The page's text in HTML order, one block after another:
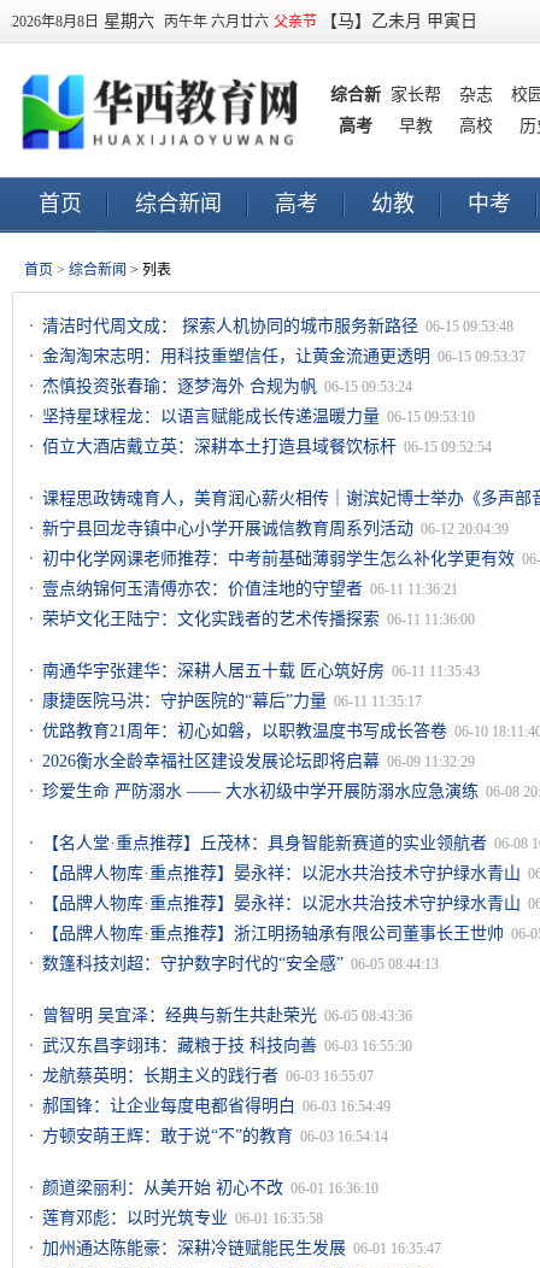
2026年8月8日 星期六 丙午年 六月廿六 父亲节 【马】乙未月 甲寅日
综合新
闻
家长帮 杂志
校
高考 早教 高校 历
首页 综合新闻 高考 幼教 中考
早教 订阅
首页 > 综合新闻 > 列表
清洁时代周文成： 探索人机协同的城市服务新路径 06-15 09:53:48
金淘淘宋志明：用科技重塑信任，让黄金流通更透明 06-15 09:53:37
杰慎投资张春瑜：逐梦海外 合规为帆 06-15 09:53:24
坚持星球程龙：以语言赋能成长传递温暖力量 06-15 09:53:10
佰立大酒店戴立英：深耕本土打造县域餐饮标杆 06-15 09:52:54
课程思政铸魂育人，美育润心薪火相传｜谢滨妃博士举办《多声部
展示会 06-13 17:02:55
新宁县回龙寺镇中心小学开展诚信教育周系列活动 06-12 20:04:39
初中化学网课老师推荐：中考前基础薄弱学生怎么补化学更有效
壹点纳锦何玉清傅亦农：价值洼地的守望者 06-11 11:36:21
荣垆文化王陆宁：文化实践者的艺术传播探索 06-11 11:36:00
南通华宇张建华：深耕人居五十载 匠心筑好房 06-11 11:35:43
康捷医院马洪：守护医院的“幕后”力量 06-11 11:35:17
优路教育21周年：初心如磐，以职教温度书写成长答卷 06-10
2026衡水全龄幸福社区建设发展论坛即将启幕 06-09 11:32:29
珍爱生命 严防溺水 —— 大水初级中学开展防溺水应急演练 06-08
【名人堂·重点推荐】丘茂林：具身智能新赛道的实业领航者 06-08
【品牌人物库·重点推荐】晏永祥：以泥水共治技术守护绿水青山
【品牌人物库·重点推荐】晏永祥：以泥水共治技术守护绿水青山
【品牌人物库·重点推荐】浙江明扬轴承有限公司董事长王世帅 06-
数篷科技刘超：守护数字时代的“安全感” 06-05 08:44:13
曾智明 吴宜泽：经典与新生共赴荣光 06-05 08:43:36
武汉东昌李翊玮：藏粮于技 科技向善 06-03 16:55:30
龙航蔡英明：长期主义的践行者 06-03 16:55:07
郝国锋：让企业每度电都省得明白 06-03 16:54:49
方顿安萌王辉：敢于说“不”的教育 06-03 16:54:14
颜道梁丽利：从美开始 初心不改 06-01 16:36:10
莲育邓彪：以时光筑专业 06-01 16:35:58
加州通达陈能豪：深耕冷链赋能民生发展 06-01 16:35:47